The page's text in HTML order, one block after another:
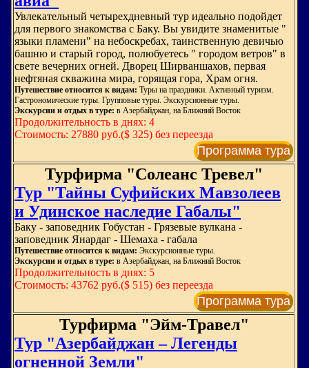
Увлекательный четырехдневный тур идеально подойдет
для первого знакомства с Баку. Вы увидите знаменитые "
языки пламени" на небоскребах, таинственную девичью
башню и старый город, полюбуетесь " городом ветров" в
свете вечерних огней. Дворец Ширваншахов, первая
нефтяная скважина мира, горящая гора, Храм огня.
Путешествие относится к видам: Туры на праздники. Активный туризм.
Гастрономические туры. Групповые туры. Экскурсионные туры.
Экскурсии и отдых в туре: в Азербайджан, на Ближний Восток
Продолжительность в днях: 4
Стоимость: 27880 руб.($ 325) без переезда
Программа тура
Турфирма "Солеанс Тревел"
Тур "Тайны Суфийских Мавзолеев
и Удинское наследие Габалы"
Баку - заповедник Гобустан - Грязевые вулкана -
заповедник Янардаг - Шемаха - габала
Путешествие относится к видам: Экскурсионные туры.
Экскурсии и отдых в туре: в Азербайджан, на Ближний Восток
Продолжительность в днях: 5
Стоимость: 43762 руб.($ 515) без переезда
Программа тура
Турфирма "Эйм-Травел"
Тур "Азербайджан – Легенды
огненной Земли"